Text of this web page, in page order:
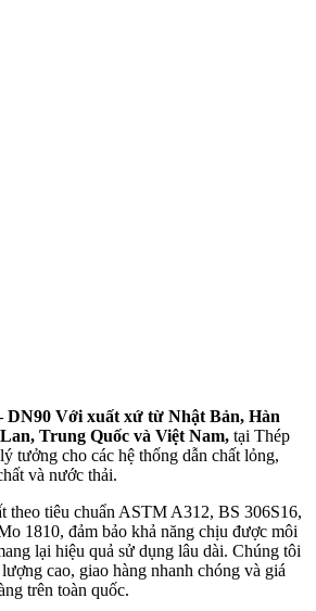
DN90 Với xuất xứ từ Nhật Bản, Hàn
Trung Quốc và Việt Nam, tại Thép
tưởng cho các hệ thống dẫn chất lỏng,
và nước thải.
theo tiêu chuẩn ASTM A312, BS 306S16,
1810, đảm bảo khả năng chịu được môi
lại hiệu quả sử dụng lâu dài. Chúng tôi
cao, giao hàng nhanh chóng và giá
trên toàn quốc.